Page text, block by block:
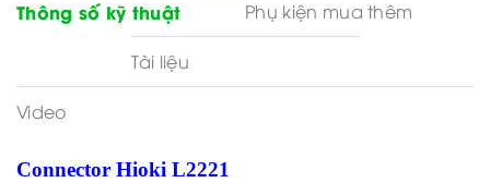
Thông số kỹ thuật Phụ kiện mua thêm
Tài liệu
Video
Connector Hioki L2221